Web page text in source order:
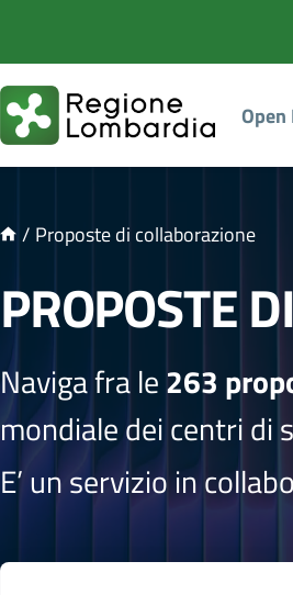
/ Proposte di collaborazione
PROPOSTE
Naviga fra le263
mondiale dei centri di
E’ un servizio in